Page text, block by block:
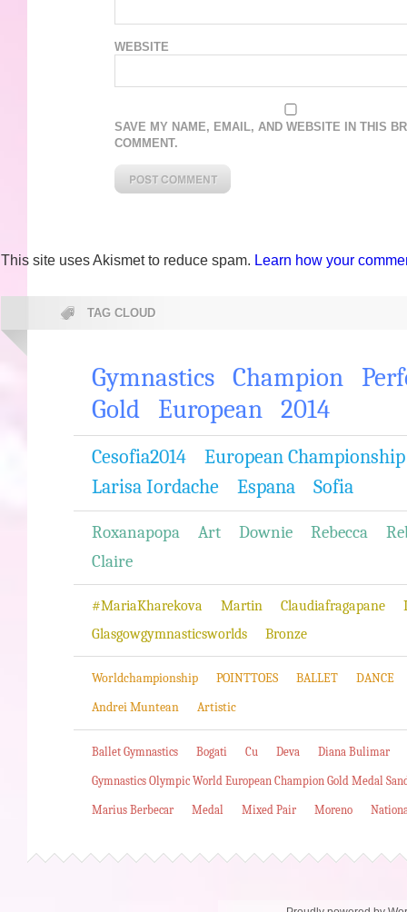
WEBSITE
SAVE MY NAME, EMAIL, AND WEBSITE IN THIS
COMMENT.
This site uses Akismet to reduce spam. Learn how your
TAG CLOUD
Gymnastics Champion
Gold
European 2014
Cesofia2014
European Championship
Larisa Iordache
Espana Sofia
Roxanapopa Art Downie Rebecca
Claire
#MariaKharekova Martin Claudiafragapane
Glasgowgymnasticsworlds
Bronze
Worldchampionship POINTTOES BALLET
DANCE
Andrei Muntean
Artistic
Ballet Gymnastics Bogati Cu Deva Diana Bulimar
Gymnastics Olympic World European Champion Gold Medal
Marius Berbecar Medal Mixed Pair Moreno